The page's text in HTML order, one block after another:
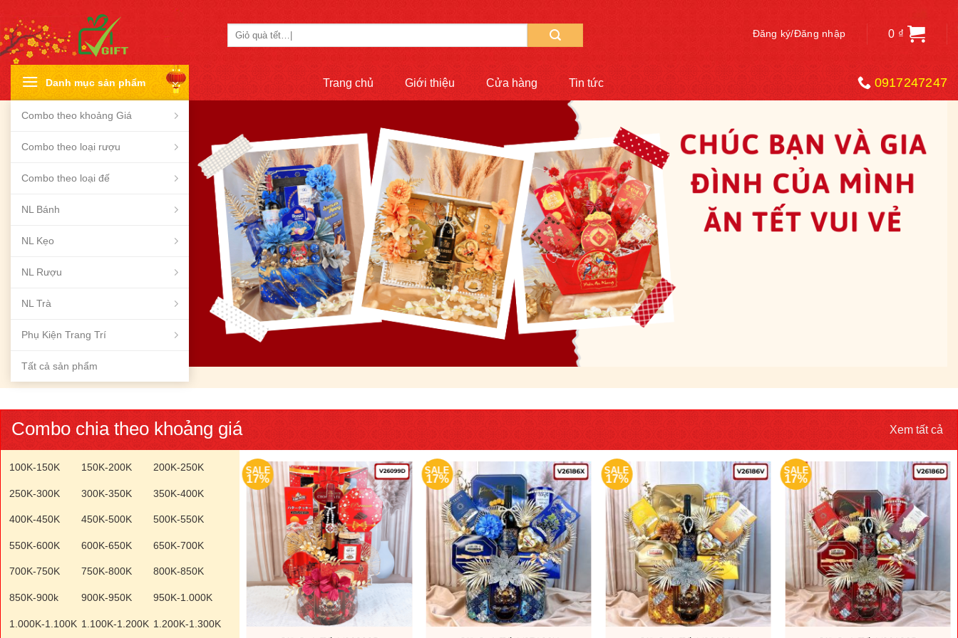
to
content
Tìm
Đăng ký/Đăng nhập 0 ₫
Danh mục sản phẩm
Combo theo khoảng Giá
Combo theo loại rượu
Combo theo loại đế
NL Bánh
NL Kẹo
NL Rượu
NL Trà
Phụ Kiện Trang Trí
Tất cả sản phẩm
Trang chủ Giới thiệu Cửa hàng Tin tức 0917247247
Combo chia theo khoảng giá Xem tất cả
100K-150K 150K-200K 200K-250K
250K-300K 300K-350K 350K-400K
400K-450K 450K-500K 500K-550K
550K-600K 600K-650K 650K-700K
700K-750K 750K-800K 800K-850K
850K-900k 900K-950K 950K-1.000K
1.000K-1.100K 1.100K-1.200K 1.200K-1.300K
SALE
17%
SALE
17%
SALE
17%
SALE
17%
SALE